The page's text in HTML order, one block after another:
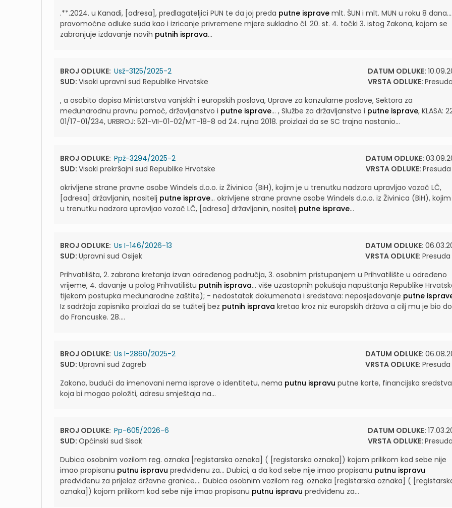
.**.2024. u Kanadi, [adresa], predlagateljici PUN te da joj preda putne isprave mlt. ŠUN i mlt. MUN u roku 8 dana....
pravomoćne odluke suda kao i izricanje privremene mjere sukladno čl. 20. st. 4. točki 3. istog Zakona, kojom se
zabranjuje izdavanje novih putnih isprava...
BROJ ODLUKE: Usž-3125/2025-2
SUD: Visoki upravni sud Republike Hrvatske
DATUM ODLUKE:
VRSTA ODLUKE: Presuda
, a osobito dopisa Ministarstva vanjskih i europskih poslova, Uprave za konzularne poslove, Sektora za
međunarodnu pravnu pomoć, državljanstvo i putne isprave... , Službe za državljanstvo i putne isprave, KLASA:
01/17-01/234, URBROJ: 521-VII-01-02/MT-18-8 od 24. rujna 2018. proizlazi da se SC trajno nastanio...
BROJ ODLUKE: Ppž-3294/2025-2
SUD: Visoki prekršajni sud Republike Hrvatske
DATUM ODLUKE:
VRSTA ODLUKE: Presuda
okrivljene strane pravne osobe Windels d.o.o. iz Živinica (BiH), kojim je u trenutku nadzora upravljao vozač LČ,
[adresa] državljanin, nositelj putne isprave... okrivljene strane pravne osobe Windels d.o.o. iz Živinica (BiH),
u trenutku nadzora upravljao vozač LČ, [adresa] državljanin, nositelj putne isprave...
BROJ ODLUKE: Us I-146/2026-13
SUD: Upravni sud Osijek
DATUM ODLUKE:
VRSTA ODLUKE: Presuda
Prihvatilišta, 2. zabrana kretanja izvan određenog područja, 3. osobnim pristupanjem u Prihvatilište u određeno
vrijeme, 4. davanje u polog Prihvatilištu putnih isprava... više uzastopnih pokušaja napuštanja Republike
tijekom postupka međunarodne zaštite); - nedostatak dokumenata i sredstava: neposjedovanje putne
Iz sadržaja zapisnika proizlazi da se tužitelj bez putnih isprava kretao kroz niz europskih država a cilj mu je bio
do Francuske. 28....
BROJ ODLUKE: Us I-2860/2025-2
SUD: Upravni sud Zagreb
DATUM ODLUKE:
VRSTA ODLUKE: Presuda
Zakona, budući da imenovani nema isprave o identitetu, nema putnu ispravu putne karte, financijska sredstva
koja bi mogao položiti, adresu smještaja na...
BROJ ODLUKE: Pp-605/2026-6
SUD: Općinski sud Sisak
DATUM ODLUKE:
VRSTA ODLUKE: Presuda
Dubica osobnim vozilom reg. oznaka [registarska oznaka] ( [registarska oznaka]) kojom prilikom kod sebe nije
imao propisanu putnu ispravu predviđenu za... Dubici, a da kod sebe nije imao propisanu putnu ispravu
predviđenu za prijelaz državne granice.... Dubica osobnim vozilom reg. oznaka [registarska oznaka] (
oznaka]) kojom prilikom kod sebe nije imao propisanu putnu ispravu predviđenu za...